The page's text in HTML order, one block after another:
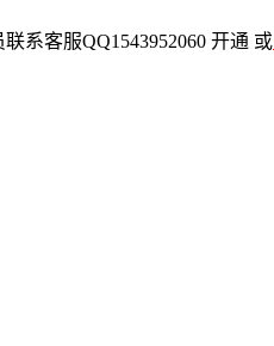
系客服QQ1543952060 开通 或